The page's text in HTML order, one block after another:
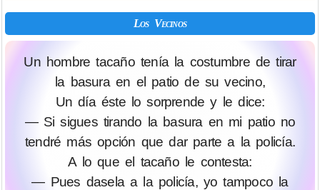
Los Vecinos
Un hombre tacaño tenía la costumbre de tirar
la basura en el patio de su vecino,
Un día éste lo sorprende y le dice:
— Si sigues tirando la basura en mi patio no
tendré más opción que dar parte a la policía.
A lo que el tacaño le contesta:
— Pues dasela a la policía, yo tampoco la